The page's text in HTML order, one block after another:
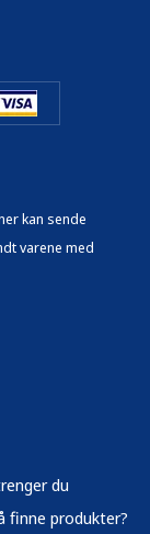
kan sende
varene med
du
finne produkter?